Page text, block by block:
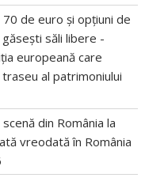
de euro și opțiuni de
săli libere -
europeană care
al patrimoniului
din România la
vreodată în România